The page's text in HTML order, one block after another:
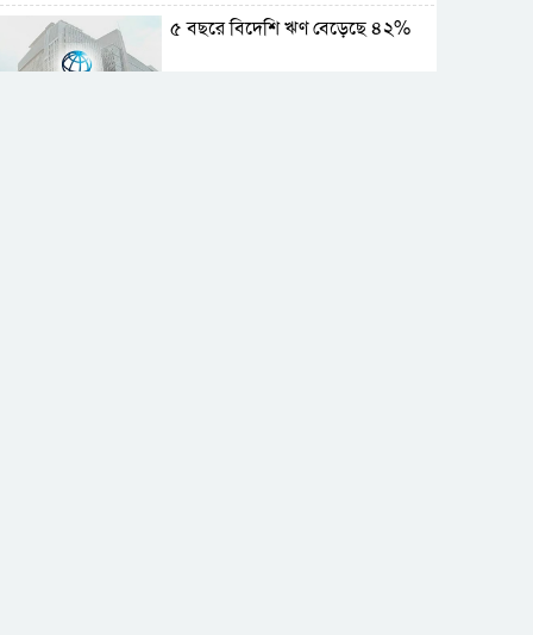
৫ বছরে বিদেশি ঋণ বেড়েছে ৪২%